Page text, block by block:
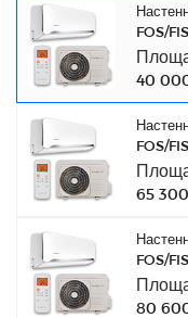
FOS/
40
FOS/
65
FOS/
80